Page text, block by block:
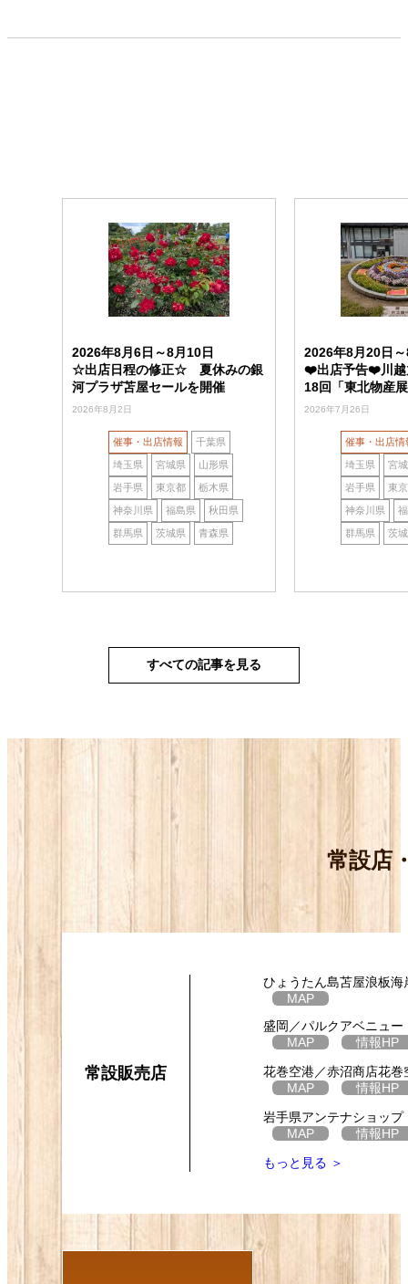
2026年8月6日～8月10日
☆出店日程の修正☆ 夏休みの銀
河プラザ苫屋セールを開催
2026年8月2日
催事・出店情報 千葉県
埼玉県 宮城県 山形県
岩手県 東京都 栃木県
神奈川県 福島県 秋田県
群馬県 茨城県 青森県
2026年8月20日
❤️出店予告❤️川越
18回「東北物産
2026年7月26日
催事・出店情
埼玉県 宮
岩手県 東
神奈川県
群馬県 茨
すべての記事を見る
常設店
常設販売店
ひょうたん島苫屋浪板海
MAP
盛岡／パルクアベニュー
MAP
情報HP
花巻空港／赤沼商店花巻
MAP
情報HP
岩手県アンテナショッ
MAP
情報HP
もっと見る ＞